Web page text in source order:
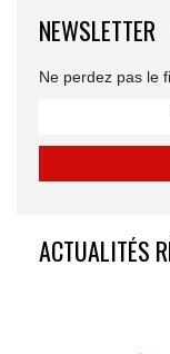
NEWSLETTER
Ne perdez pas le
ACTUALITÉS